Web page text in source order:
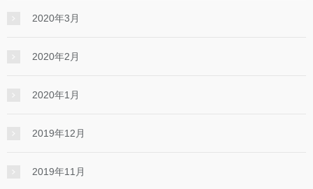
2020年3月
2020年2月
2020年1月
2019年12月
2019年11月